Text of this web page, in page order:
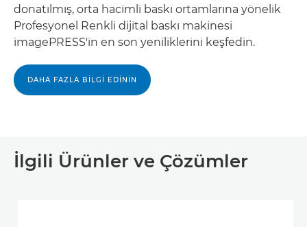
donatılmış, orta hacimli baskı ortamlarına yönelik
Profesyonel Renkli dijital baskı makinesi
imagePRESS'in en son yeniliklerini keşfedin.
DAHA FAZLA BİLGİ EDİNİN
İlgili Ürünler ve Çözümler